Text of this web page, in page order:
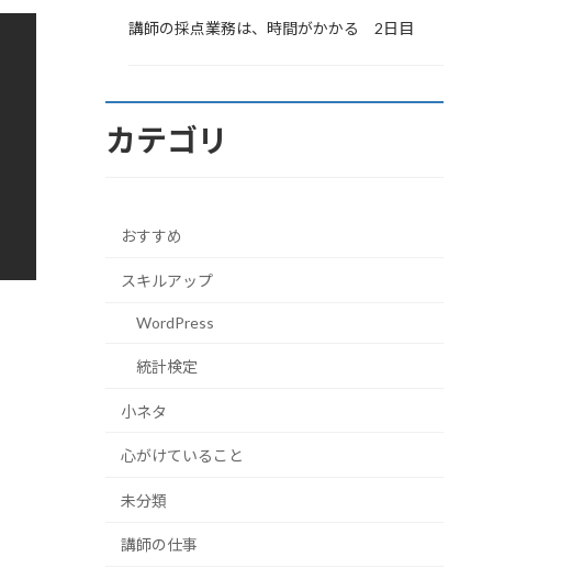
講師の採点業務は、時間がかかる 2日目
カテゴリ
おすすめ
スキルアップ
WordPress
統計検定
小ネタ
心がけていること
未分類
講師の仕事